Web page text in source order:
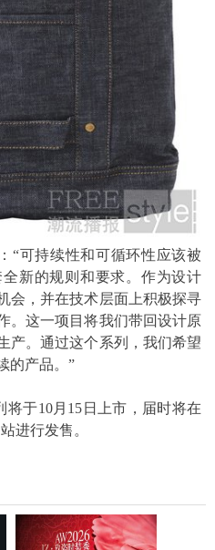
“可持续性和可循环性应该被
新的规则和要求。作为设计
会，并在技术层面上积极探寻
。这一项目将我们带回设计原
产。通过这个系列，我们希望
的产品。”
于10月15日上市，届时将在
进行发售。